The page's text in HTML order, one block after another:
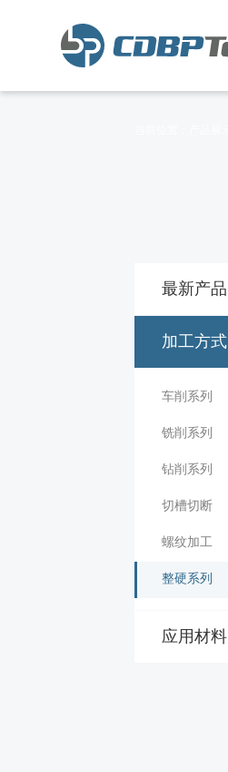
最新产品
加工方式
车削系列
铣削系列
钻削系列
切槽切断
螺纹加工
整硬系列
应用材料